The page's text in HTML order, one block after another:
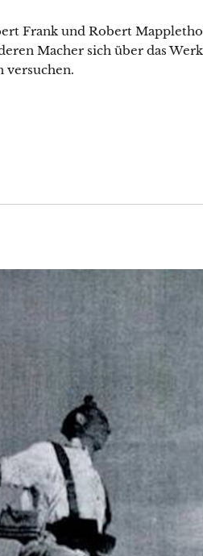
Frank und Robert
Macher sich über das
versuchen.